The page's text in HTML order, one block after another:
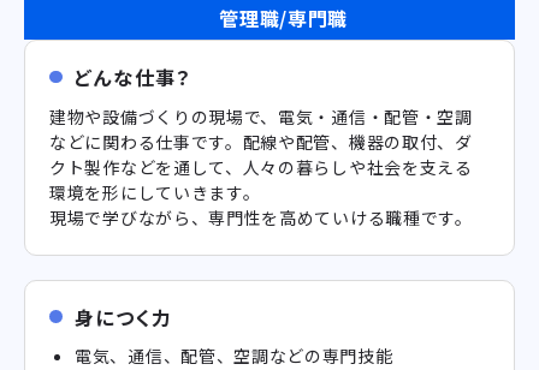
管理職/専門職
どんな仕事？
建物や設備づくりの現場で、電気・通信・配管・空調
などに関わる仕事です。配線や配管、機器の取付、ダ
クト製作などを通して、人々の暮らしや社会を支える
環境を形にしていきます。
現場で学びながら、専門性を高めていける職種です。
身につく力
電気、通信、配管、空調などの専門技能